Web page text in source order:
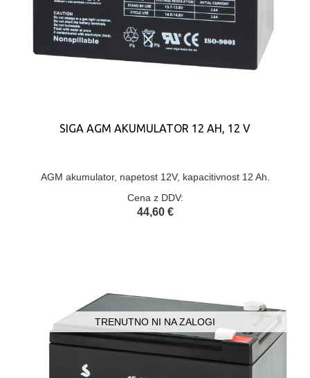
SIGA AGM AKUMULATOR 12 AH, 12 V
AGM akumulator, napetost 12V, kapacitivnost 12 Ah.
Cena z DDV:
44,60 €
TRENUTNO NI NA ZALOGI